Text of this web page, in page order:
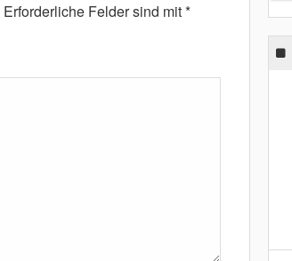
Erforderliche Felder sind mit*